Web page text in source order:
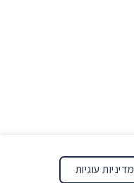
מדיניות עוגיות